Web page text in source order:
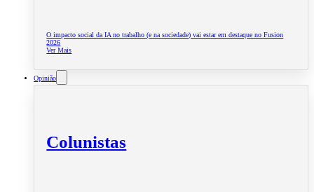
O impacto social da IA no trabalho (e na sociedade) vai estar em destaque no Fusion
2026
Ver Mais
Opinião
Colunistas